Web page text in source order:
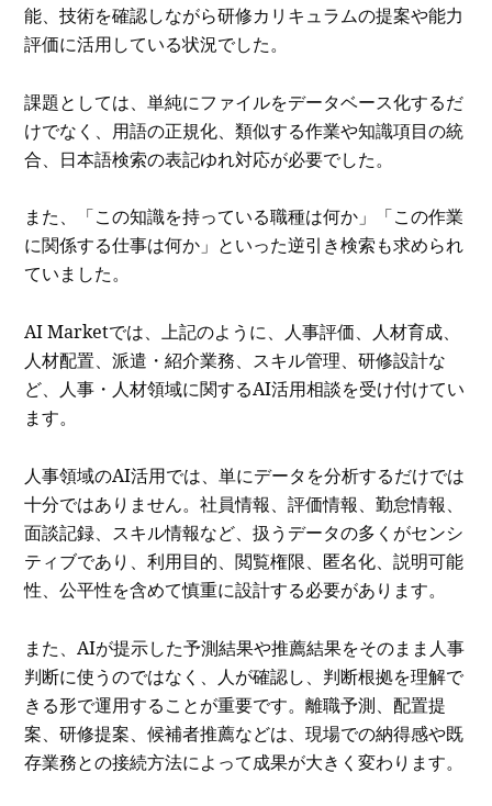
能、技術を確認しながら研修カリキュラムの提案や能力
評価に活用している状況でした。
課題としては、単純にファイルをデータベース化するだ
けでなく、用語の正規化、類似する作業や知識項目の統
合、日本語検索の表記ゆれ対応が必要でした。
また、「この知識を持っている職種は何か」「この作業
に関係する仕事は何か」といった逆引き検索も求められ
ていました。
AI Marketでは、上記のように、人事評価、人材育成、
人材配置、派遣・紹介業務、スキル管理、研修設計な
ど、人事・人材領域に関するAI活用相談を受け付けてい
ます。
人事領域のAI活用では、単にデータを分析するだけでは
十分ではありません。社員情報、評価情報、勤怠情報、
面談記録、スキル情報など、扱うデータの多くがセンシ
ティブであり、利用目的、閲覧権限、匿名化、説明可能
性、公平性を含めて慎重に設計する必要があります。
また、AIが提示した予測結果や推薦結果をそのまま人事
判断に使うのではなく、人が確認し、判断根拠を理解で
きる形で運用することが重要です。離職予測、配置提
案、研修提案、候補者推薦などは、現場での納得感や既
存業務との接続方法によって成果が大きく変わります。